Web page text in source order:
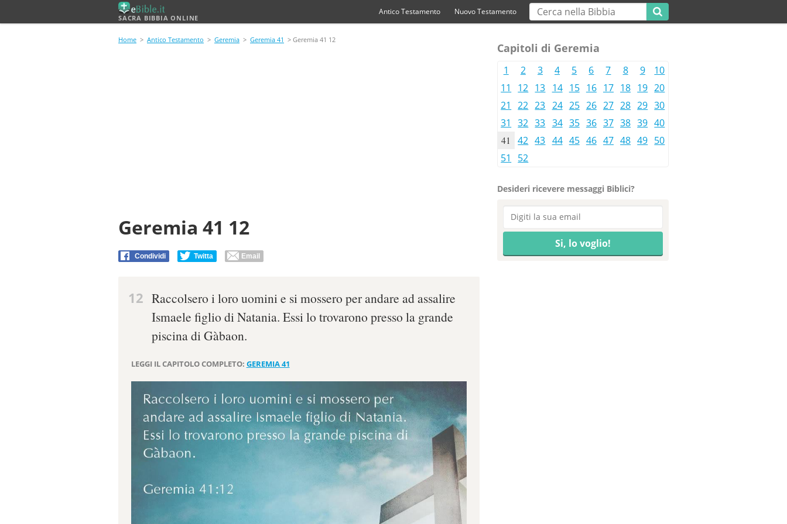
SACRA BIBBIA ONLINE
Antico Testamento Nuovo Testamento
Home > Antico Testamento > Geremia > Geremia 41 > Geremia 41 12
Geremia 41 12
Condividi Twitta Email
12 Raccolsero i loro uomini e si mossero per andare ad assalire
Ismaele figlio di Natania. Essi lo trovarono presso la grande
piscina di Gàbaon.
LEGGI IL CAPITOLO COMPLETO: GEREMIA 41
Capitoli di Geremia
1 2 3 4 5 6 7 8 9
10
11
12 13 14 15 16 17 18 19 20
21
22 23 24 25 26 27 28 29 30
31
32 33 34 35 36 37 38 39 40
41 42 43 44 45 46 47 48 49 50
51
52
Desideri ricevere messaggi Biblici?